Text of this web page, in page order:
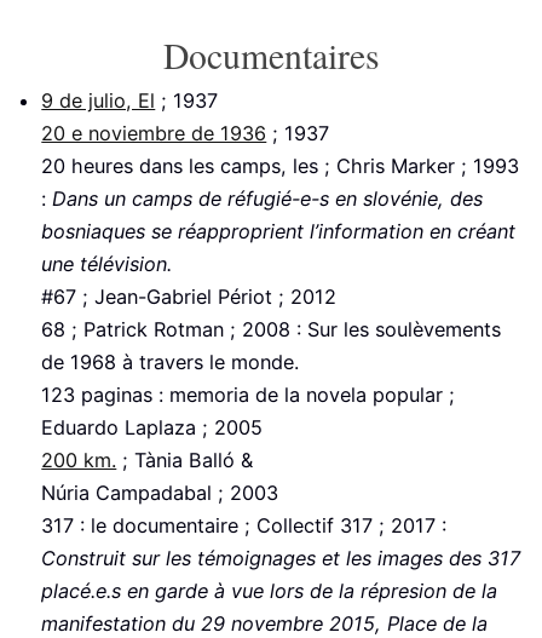
Documentaires
9 de julio, El ; 1937
20 e noviembre de 1936 ; 1937
20 heures dans les camps, les ; Chris Marker ; 1993
:Dans un camps de réfugié-e-s en slovénie, des
bosniaques se réapproprient l’information en créant
une télévision.
#67 ; Jean-Gabriel Périot ; 2012
68 ; Patrick Rotman ; 2008 : Sur les soulèvements
de 1968 à travers le monde.
123 paginas : memoria de la novela popular ;
Eduardo Laplaza ; 2005
200 km. ; Tània Balló &
Núria Campadabal ; 2003
317 : le documentaire ; Collectif 317 ; 2017 :
Construit sur les témoignages et les images des 317
placé.e.s en garde à vue lors de la répresion de la
manifestation du 29 novembre 2015, Place de la